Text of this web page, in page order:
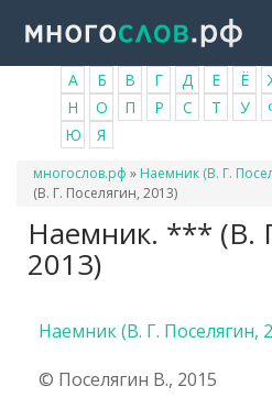
основному
содержанию
А Б В Г Д Е Ё
Н
О П Р С Т У
Ю
Я
Вы
здесь
многослов.рф » Наемник (В. Г.
(В. Г. Поселягин, 2013)
Наемник. *** (В.
2013)
Наемник (В. Г. Поселягин,
© Поселягин В., 2015